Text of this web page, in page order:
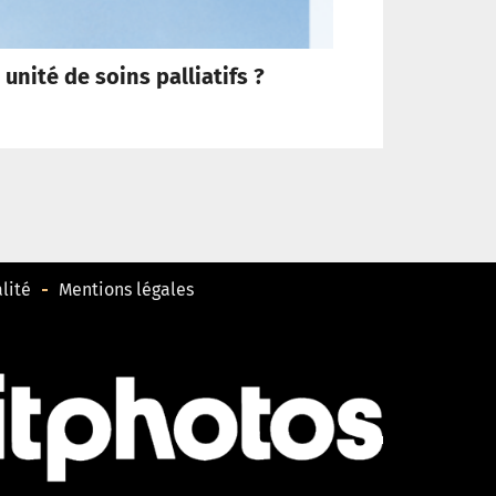
unité de soins palliatifs ?
Mentions légales